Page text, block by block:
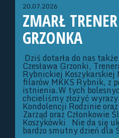
20.07.2026
ZMARŁ
GRZONKA
Dziś dotarła do nas
Czesława Grzonki,
Rybnickiej Koszykarskiej
filarów MKKS Rybnik, z
istnienia.W tych
chcieliśmy złożyć
Kondolencji Rodzinie
Zarząd oraz Członkowie
Koszykówki Nie da się
bardzo smutny dzień dla